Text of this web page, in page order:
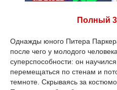
Полный
Однажды юного Питера
после чего у молодого
суперспособности: он
перемещаться по стенам и
темноте. Скрываясь за